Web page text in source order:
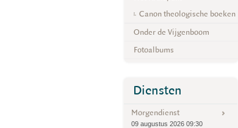
Canon theologische boeken
Onder de Vijgenboom
Fotoalbums
Diensten
Morgendienst
09 augustus 2026 09:30